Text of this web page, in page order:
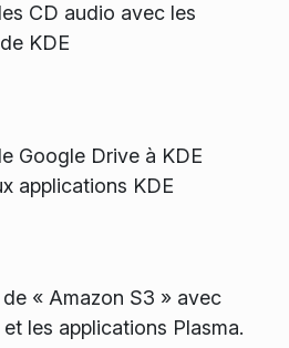
CD audio avec les
KDE
Google Drive à KDE
applications KDE
« Amazon S3 » avec
et les applications Plasma.